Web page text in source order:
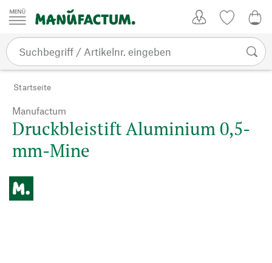
Zum Inhalt springen
Startseite
Manufactum
Druckbleistift Aluminium 0,5-
mm-Mine